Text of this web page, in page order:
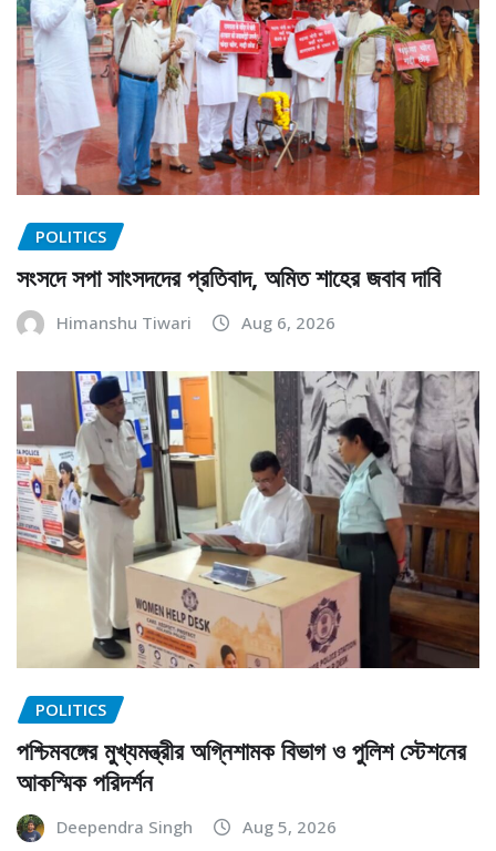
POLITICS
সংসদে সপা সাংসদদের প্রতিবাদ, অমিত শাহের জবাব দাবি
Himanshu Tiwari Aug 6, 2026
POLITICS
পশ্চিমবঙ্গের মুখ্যমন্ত্রীর অগ্নিশামক বিভাগ ও পুলিশ স্টেশনের
আকস্মিক পরিদর্শন
Deependra Singh Aug 5, 2026